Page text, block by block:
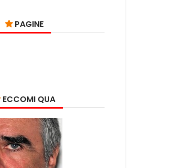
PAGINE
ECCOMI QUA